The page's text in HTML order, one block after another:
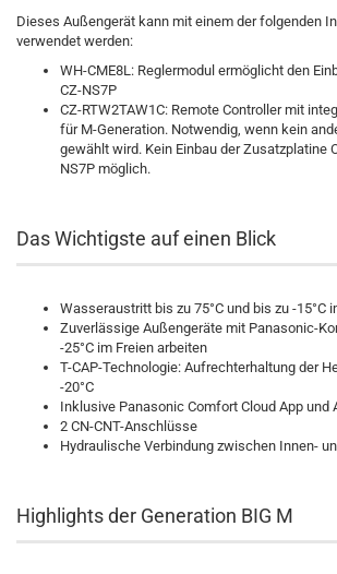
Dieses Außengerät kann mit einem der folgenden
verwendet werden:
WH-CME8L: Reglermodul ermöglicht den
CZ-NS7P
CZ-RTW2TAW1C: Remote Controller mit
für M-Generation. Notwendig, wenn kein
gewählt wird. Kein Einbau der Zusatzplatine
NS7P möglich.
Das Wichtigste auf einen Blick
Wasseraustritt bis zu 75°C und bis zu -15°C
Zuverlässige Außengeräte mit Panasonic-
-25°C im Freien arbeiten
T-CAP-Technologie: Aufrechterhaltung der
-20°C
Inklusive Panasonic Comfort Cloud App und
2 CN-CNT-Anschlüsse
Hydraulische Verbindung zwischen Innen-
Highlights der Generation BIG M